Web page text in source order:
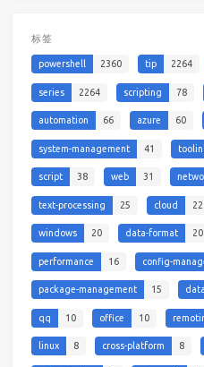
标签
powershell 2360 tip 2264
series 2264 scripting 78
automation 66 azure 60
system-management 41
script 38 web 31
text-processing 25 cloud 22
windows 20 data-format 20
performance 16 config-
package-management 15
qq 10 office 10
linux 8 cross-platform 8